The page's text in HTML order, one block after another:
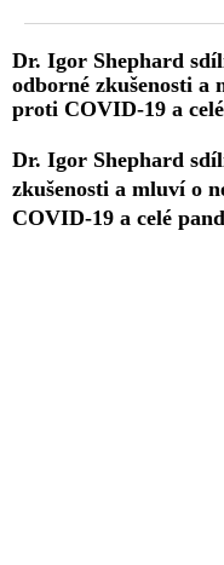
Dr. Igor Shephard
odborné zkušenosti a
proti COVID-19 a
Dr. Igor Shephard
zkušenosti a mluví o
COVID-19 a celé